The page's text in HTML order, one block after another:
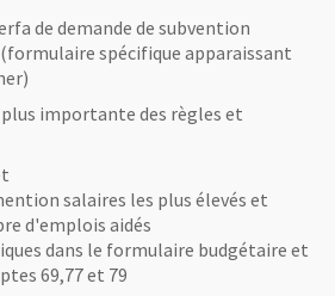
de demande de subvention
spécifique apparaissant
importante des règles et
salaires les plus élevés et
d'emplois aidés
dans le formulaire budgétaire et
69,77 et 79